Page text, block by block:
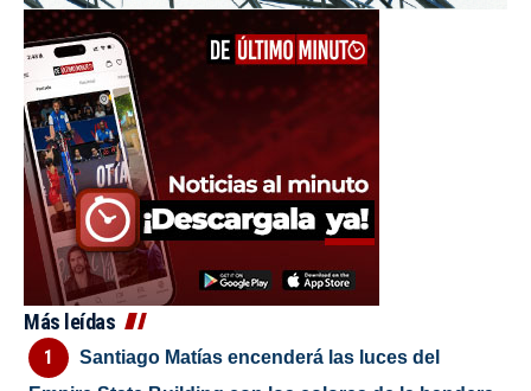
Más leídas
Santiago Matías encenderá las luces del